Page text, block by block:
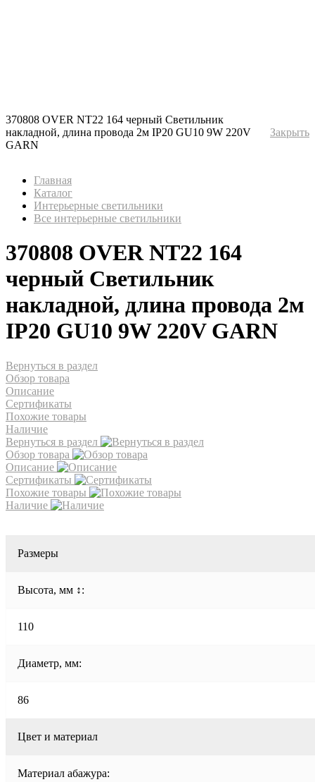
370808 OVER NT22 164 черный Светильник
накладной, длина провода 2м IP20 GU10 9W 220V
GARN
Закрыть
Главная
Каталог
Интерьерные светильники
Все интерьерные светильники
370808 OVER NT22 164
черный Светильник
накладной, длина провода 2м
IP20 GU10 9W 220V GARN
Вернуться в раздел
Обзор товара
Описание
Сертификаты
Похожие товары
Наличие
Вернуться в раздел
Обзор товара
Описание
Сертификаты
Похожие товары
Наличие
Размеры
Высота, мм ↕:
110
Диаметр, мм:
86
Цвет и материал
Материал абажура: